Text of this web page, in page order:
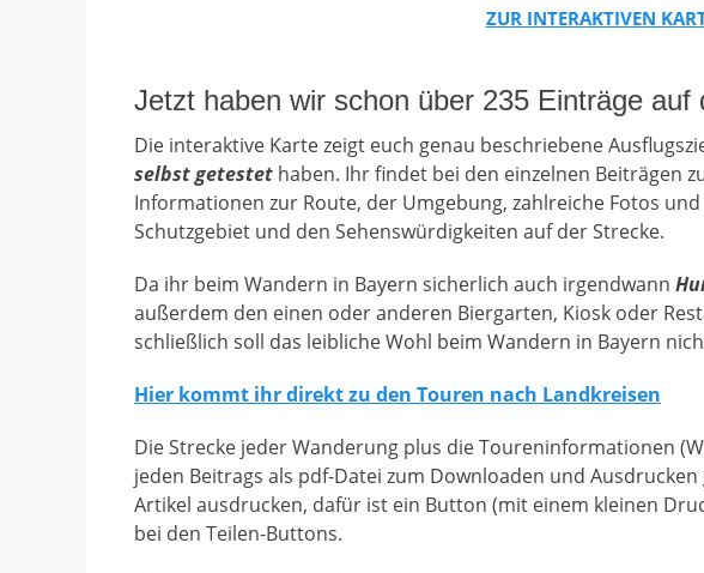
ZUR INTERAKTIVEN
Jetzt haben wir schon über 235 Einträge auf
Die interaktive Karte zeigt euch genau beschriebene
selbst getestet haben. Ihr findet bei den einzelnen Beiträgen
Informationen zur Route, der Umgebung, zahlreiche Fotos
Schutzgebiet und den Sehenswürdigkeiten auf der Strecke.
Da ihr beim Wandern in Bayern sicherlich auch irgendwann
außerdem den einen oder anderen Biergarten, Kiosk oder
schließlich soll das leibliche Wohl beim Wandern in Bayern
Hier kommt ihr direkt zu den Touren nach Landkreisen
Die Strecke jeder Wanderung plus die Toureninformationen
jeden Beitrags als pdf-Datei zum Downloaden und
Artikel ausdrucken, dafür ist ein Button (mit einem kleinen
bei den Teilen-Buttons.